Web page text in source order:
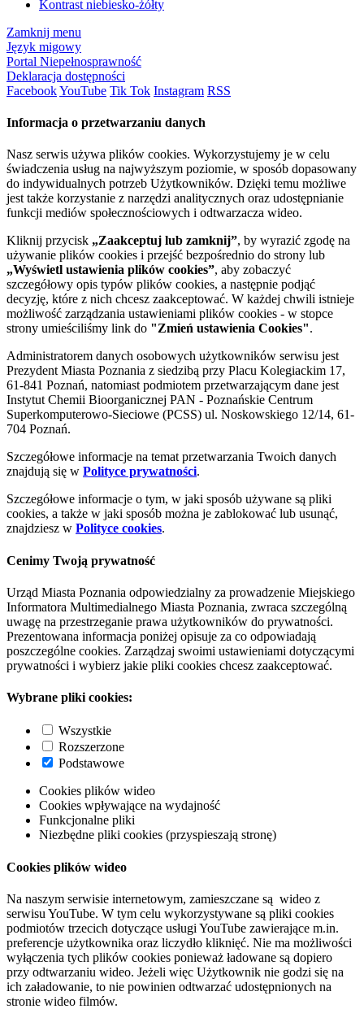
Kontrast niebiesko-żółty
Zamknij menu
Język migowy
Portal Niepełnosprawność
Deklaracja dostępności
FacebookYouTube Tik Tok Instagram RSS
Informacja o przetwarzaniu danych
Nasz serwis używa plików cookies. Wykorzystujemy je w celu
świadczenia usług na najwyższym poziomie, w sposób dopasowany
do indywidualnych potrzeb Użytkowników. Dzięki temu możliwe
jest także korzystanie z narzędzi analitycznych oraz udostępnianie
funkcji mediów społecznościowych i odtwarzacza wideo.
Kliknij przycisk „Zaakceptuj lub zamknij”, by wyrazić zgodę na
używanie plików cookies i przejść bezpośrednio do strony lub
„Wyświetl ustawienia plików cookies”, aby zobaczyć
szczegółowy opis typów plików cookies, a następnie podjąć
decyzję, które z nich chcesz zaakceptować. W każdej chwili istnieje
możliwość zarządzania ustawieniami plików cookies - w stopce
strony umieściliśmy link do "Zmień ustawienia Cookies".
Administratorem danych osobowych użytkowników serwisu jest
Prezydent Miasta Poznania z siedzibą przy Placu Kolegiackim 17,
61-841 Poznań, natomiast podmiotem przetwarzającym dane jest
Instytut Chemii Bioorganicznej PAN - Poznańskie Centrum
Superkomputerowo-Sieciowe (PCSS) ul. Noskowskiego 12/14, 61-
704 Poznań.
Szczegółowe informacje na temat przetwarzania Twoich danych
znajdują się w Polityce prywatności.
Szczegółowe informacje o tym, w jaki sposób używane są pliki
cookies, a także w jaki sposób można je zablokować lub usunąć,
znajdziesz w Polityce cookies.
Cenimy Twoją prywatność
Urząd Miasta Poznania odpowiedzialny za prowadzenie Miejskiego
Informatora Multimedialnego Miasta Poznania, zwraca szczególną
uwagę na przestrzeganie prawa użytkowników do prywatności.
Prezentowana informacja poniżej opisuje za co odpowiadają
poszczególne cookies. Zarządzaj swoimi ustawieniami dotyczącymi
prywatności i wybierz jakie pliki cookies chcesz zaakceptować.
Wybrane pliki cookies:
Wszystkie
Rozszerzone
Podstawowe
Cookies plików wideo
Cookies wpływające na wydajność
Funkcjonalne pliki
Niezbędne pliki cookies (przyspieszają stronę)
Cookies plików wideo
Na naszym serwisie internetowym, zamieszczane są wideo z
serwisu YouTube. W tym celu wykorzystywane są pliki cookies
podmiotów trzecich dotyczące usługi YouTube zawierające m.in.
preferencje użytkownika oraz liczydło kliknięć. Nie ma możliwości
wyłączenia tych plików cookies ponieważ ładowane są dopiero
przy odtwarzaniu wideo. Jeżeli więc Użytkownik nie godzi się na
ich załadowanie, to nie powinien odtwarzać udostępnionych na
stronie wideo filmów.